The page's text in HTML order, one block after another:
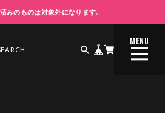
みのものは対象外になります。
MENU
CLOSE